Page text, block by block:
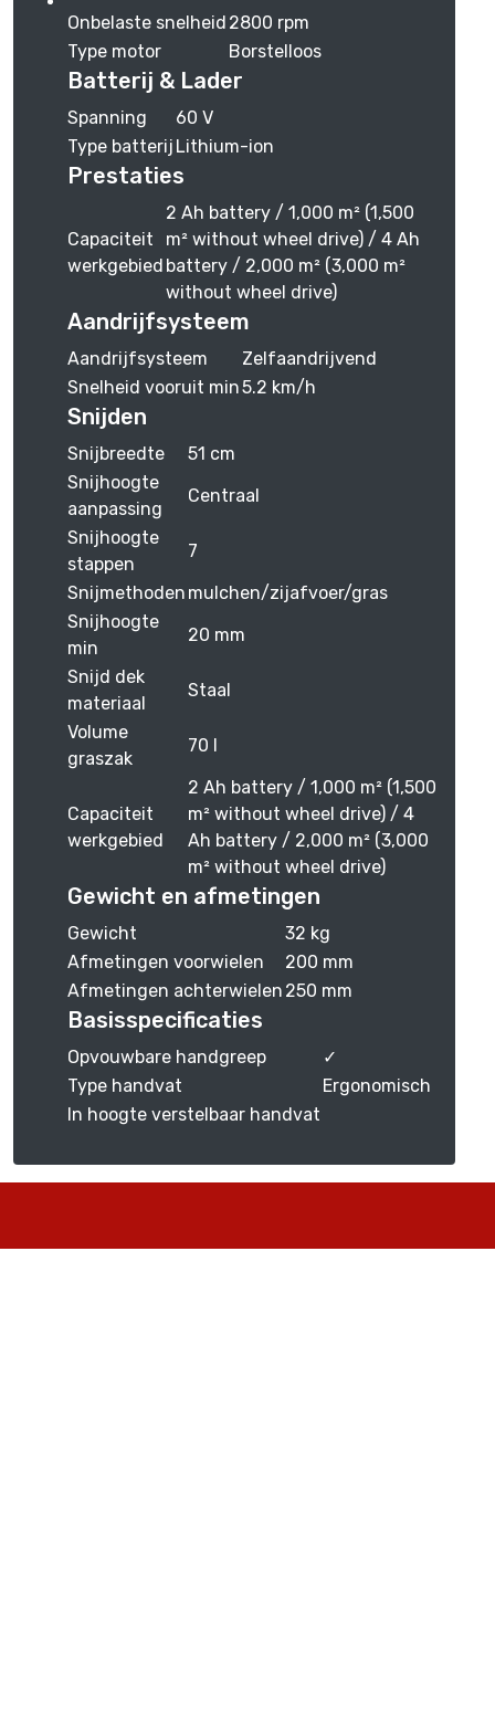
Onbelaste snelheid 2800 rpm
Type motor
Borstelloos
Batterij & Lader
Spanning
60 V
Type batterij Lithium-ion
Prestaties
Capaciteit
werkgebied
2 Ah battery / 1,000 m² (1,500
m² without wheel drive) / 4 Ah
battery / 2,000 m² (3,000 m²
without wheel drive)
Aandrijfsysteem
Aandrijfsysteem
Zelfaandrijvend
Snelheid vooruit min5.2 km/h
Snijden
Snijbreedte
51 cm
Snijhoogte
aanpassing
Centraal
Snijhoogte
stappen
7
Snijmethoden mulchen/zijafvoer/gras
Snijhoogte
min
20 mm
Snijd dek
materiaal
Staal
Volume
graszak
70 l
Capaciteit
werkgebied
2 Ah battery / 1,000 m² (1,500
m² without wheel drive) / 4
Ah battery / 2,000 m² (3,000
m² without wheel drive)
Gewicht en afmetingen
Gewicht
32 kg
Afmetingen voorwielen
200 mm
Afmetingen achterwielen 250 mm
Basisspecificaties
Opvouwbare handgreep
✓
Type handvat
Ergonomisch
In hoogte verstelbaar handvat